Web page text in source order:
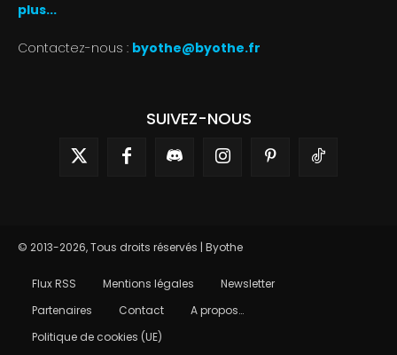
plus...
Contactez-nous : byothe@byothe.fr
SUIVEZ-NOUS
© 2013-2026, Tous droits réservés | Byothe
Flux RSS Mentions légales
Newsletter
Partenaires
Contact
A propos…
Politique de cookies (UE)